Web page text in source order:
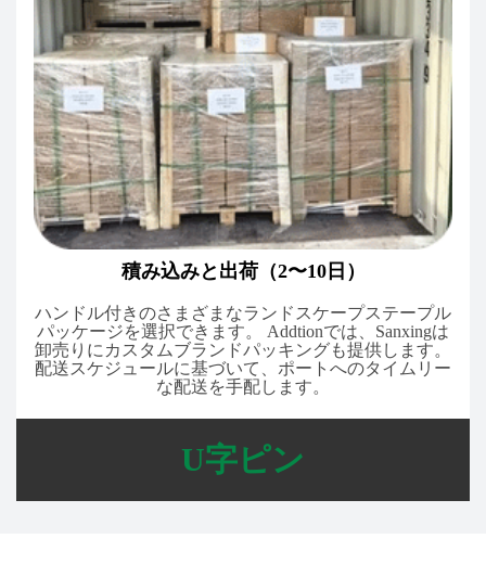
U字ピン
積み込みと出荷（2〜10日）
ハンドル付きのさまざまなランドスケープステープル
パッケージを選択できます。 Addtionでは、Sanxingは
卸売りにカスタムブランドパッキングも提供します。
配送スケジュールに基づいて、ポートへのタイムリー
な配送を手配します。